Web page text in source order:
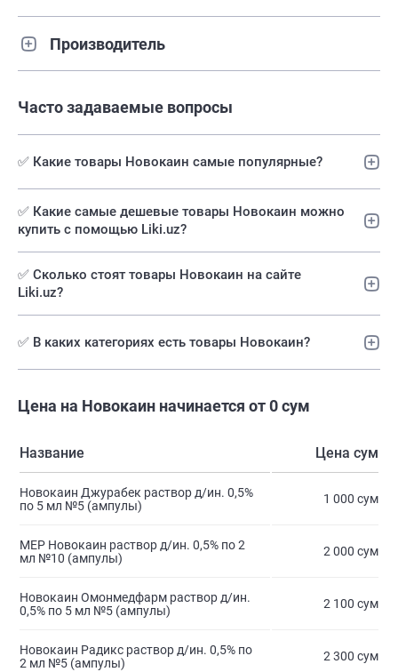
Производитель
Часто задаваемые вопросы
✅ Какие товары Новокаин самые популярные?
✅️ Какие самые дешевые товары Новокаин можно
купить с помощью Liki.uz?
✅ Сколько стоят товары Новокаин на сайте
Liki.uz?
✅ В каких категориях есть товары Новокаин?
Цена на Новокаин начинается от 0 сум
Название Цена сум
Новокаин Джурабек раствор д/ин. 0,5%
по 5 мл №5 (ампулы)
1 000 сум
МЕР Новокаин раствор д/ин. 0,5% по 2
мл №10 (ампулы)
2 000 сум
Новокаин Омонмедфарм раствор д/ин.
0,5% по 5 мл №5 (ампулы)
2 100 сум
Новокаин Радикс раствор д/ин. 0,5% по
2 мл №5 (ампулы)
2 300 сум